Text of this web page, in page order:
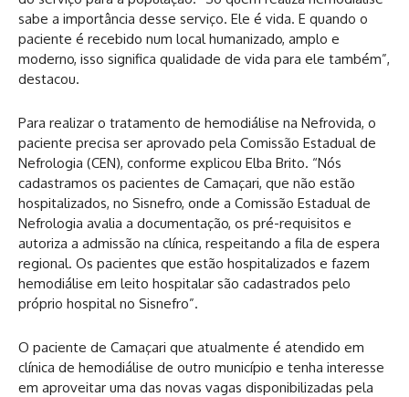
sabe a importância desse serviço. Ele é vida. E quando o
paciente é recebido num local humanizado, amplo e
moderno, isso significa qualidade de vida para ele também”,
destacou.
Para realizar o tratamento de hemodiálise na Nefrovida, o
paciente precisa ser aprovado pela Comissão Estadual de
Nefrologia (CEN), conforme explicou Elba Brito. “Nós
cadastramos os pacientes de Camaçari, que não estão
hospitalizados, no Sisnefro, onde a Comissão Estadual de
Nefrologia avalia a documentação, os pré-requisitos e
autoriza a admissão na clínica, respeitando a fila de espera
regional. Os pacientes que estão hospitalizados e fazem
hemodiálise em leito hospitalar são cadastrados pelo
próprio hospital no Sisnefro”.
O paciente de Camaçari que atualmente é atendido em
clínica de hemodiálise de outro município e tenha interesse
em aproveitar uma das novas vagas disponibilizadas pela